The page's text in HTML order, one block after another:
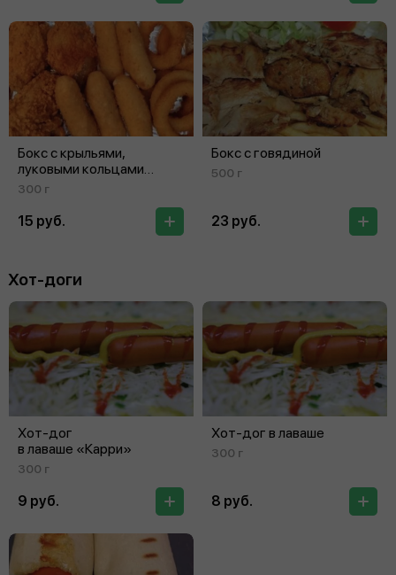
Бокс с крыльями,
луковыми кольцами
и сырными палочками
300 г
15 руб.
Бокс с говядиной
500 г
23 руб.
Хот-доги
Хот-дог
в лаваше «Карри»
300 г
9 руб.
Хот-дог в лаваше
300 г
8 руб.